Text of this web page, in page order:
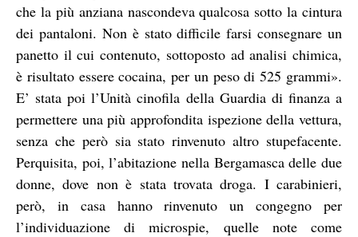
che la più anziana nascondeva qualcosa sotto la cintura
dei pantaloni. Non è stato difficile farsi consegnare un
panetto il cui contenuto, sottoposto ad analisi chimica,
è risultato essere cocaina, per un peso di 525 grammi».
E’ stata poi l’Unità cinofila della Guardia di finanza a
permettere una più approfondita ispezione della vettura,
senza che però sia stato rinvenuto altro stupefacente.
Perquisita, poi, l’abitazione nella Bergamasca delle due
donne, dove non è stata trovata droga. I carabinieri,
però, in casa hanno rinvenuto un congegno per
l’individuazione di microspie, quelle note come